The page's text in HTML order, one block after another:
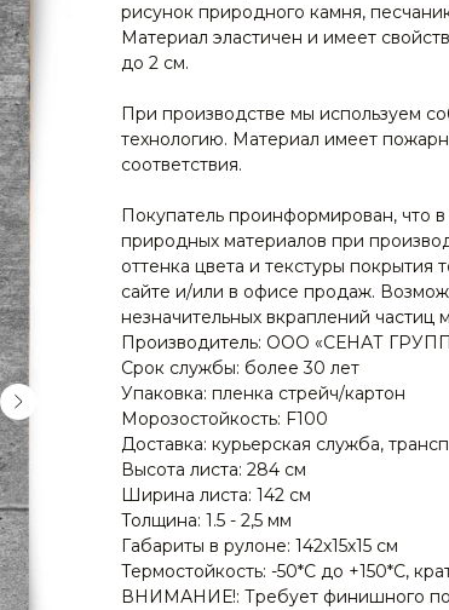
рисунок природного камня,
Материал эластичен и имеет
до 2 см.
При производстве мы используем
технологию. Материал имеет
соответствия.
Покупатель проинформирован, что
природных материалов при
оттенка цвета и текстуры
сайте и/или в офисе продаж.
незначительных вкраплений частиц
Производитель: ООО «СЕНАТ
Срок службы: более 30 лет
Упаковка: пленка стрейч/картон
Морозостойкость: F100
Доставка: курьерская служба,
Высота листа: 284 см
Ширина листа: 142 см
Толщина: 1.5 - 2,5 мм
Габариты в рулоне: 142х15х15 см
Термостойкость: -50*С до +150*С,
ВНИМАНИЕ!: Требует финишного